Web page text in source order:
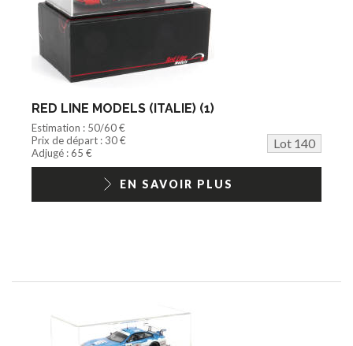
RED LINE MODELS (ITALIE) (1)
Estimation : 50/60 €
Prix de départ : 30 €
Lot 140
Adjugé : 65 €
EN SAVOIR PLUS